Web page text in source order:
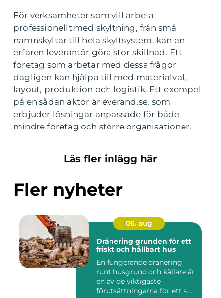
För verksamheter som vill arbeta
professionellt med skyltning, från små
namnskyltar till hela skyltsystem, kan en
erfaren leverantör göra stor skillnad. Ett
företag som arbetar med dessa frågor
dagligen kan hjälpa till med materialval,
layout, produktion och logistik. Ett exempel
på en sådan aktör är everand.se, som
erbjuder lösningar anpassade för både
mindre företag och större organisationer.
Läs fler inlägg här
Fler nyheter
06. aug
Dränering grunden för ett
friskt och hållbart hus
En fungerande dränering
runt husgrund och källare är
en av de viktigaste
förutsättningarna för ett s...